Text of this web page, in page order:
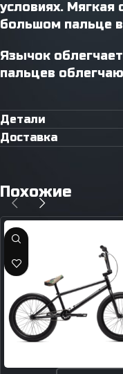
условиях. Мягкая
большом пальце
Язычок
пальцев
Детали
Доставка
Похожие